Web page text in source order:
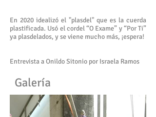
En 2020 idealizó el "plasdel" que es la cuerda
plastificada. Usó el cordel “O Exame” y “Por Ti”
ya plasdelados, y se viene mucho más, ¡espera!
Entrevista a Onildo Sitonio por Israela Ramos
Galería